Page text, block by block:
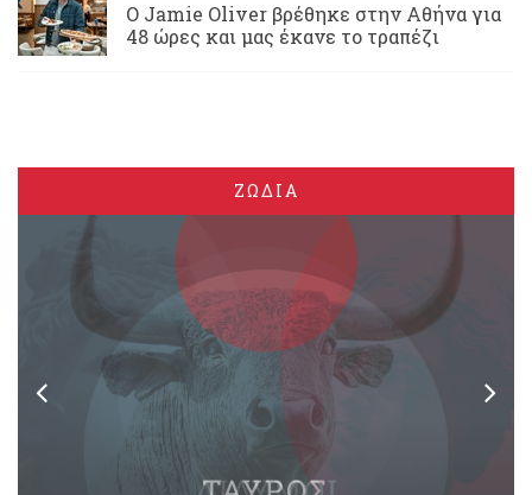
Ο Jamie Oliver βρέθηκε στην Αθήνα για
48 ώρες και μας έκανε το τραπέζι
ΖΩΔΙΑ